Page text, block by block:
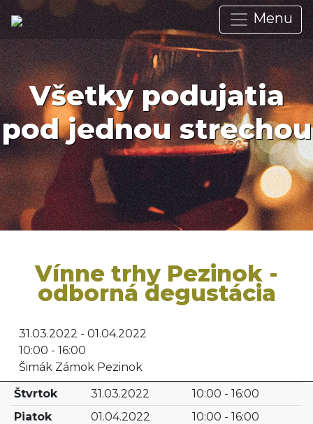
Menu
Všetky podujatia
pod jednou strechou
Vínne trhy Pezinok -
odborná degustácia
31.03.2022 - 01.04.2022
10:00 - 16:00
Šimák Zámok Pezinok
Štvrtok
31.03.2022
10:00 - 16:00
Piatok
01.04.2022 10:00 - 16:00